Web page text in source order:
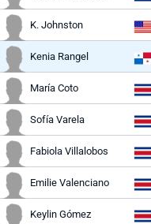
K. Johnston
Kenia Rangel
María Coto
Sofía Varela
Fabiola Villalobos
Emilie Valenciano
Keylin Gómez